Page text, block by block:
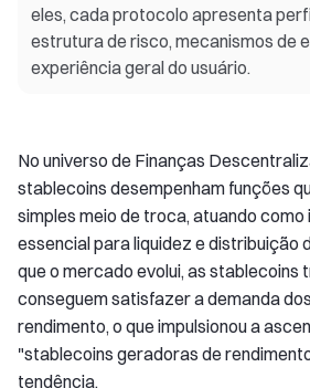
eles, cada protocolo apresenta
estrutura de risco, mecanismos de
experiência geral do usuário.
No universo de Finanças
stablecoins desempenham funções
simples meio de troca, atuando
essencial para liquidez e distribuição
que o mercado evolui, as stablecoins
conseguem satisfazer a demanda
rendimento, o que impulsionou a
"stablecoins geradoras de
tendência.